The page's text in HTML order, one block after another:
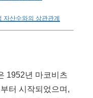
자산수와의 상관관계
1952년 마코비츠
터 시작되었으며,